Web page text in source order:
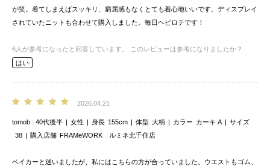
が笑。着てしまえばスッキリ、窮屈感もなくとても着心地いいです。ディスプレイ
されていたニットも合わせて購入しました。毎日ヘビロテです！
6 人が参考になったと回答しています。
このレビューは参考になりましたか？
はい
2026.04.21
tomob 40代後半 女性 身長 155cm 体型 大柄 カラー カーキ A
サイズ
38
購入店舗 FRAMeWORK ルミネ北千住店
ベイカーと迷いましたが、私にはこちらの方が合っていました。ウエストもゴム、